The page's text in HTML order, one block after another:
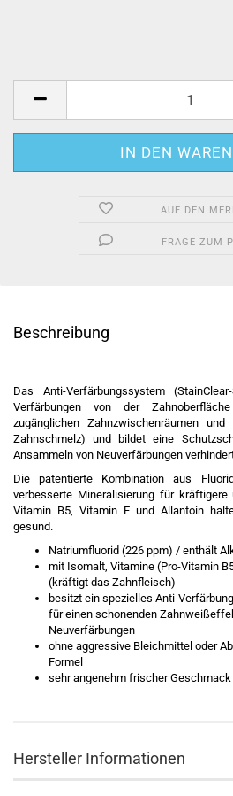
AUF DEN
FRAGE ZUM
Beschreibung
Das Anti-Verfärbungssystem
Verfärbungen von der
zugänglichen Zahnzwischenräumen
Zahnschmelz) und bildet eine
Ansammeln von Neuverfärbungen
Die patentierte Kombination aus
verbesserte Mineralisierung für kräftigere
Vitamin B5, Vitamin E und Allantoin
gesund.
Natriumfluorid (226 ppm) / enthält
mit Isomalt, Vitamine (Pro-Vitamin
(kräftigt das Zahnfleisch)
besitzt ein spezielles Anti-
für einen schonenden
Neuverfärbungen
ohne aggressive Bleichmittel oder
Formel
sehr angenehm frischer Geschmack
Hersteller Informationen